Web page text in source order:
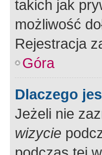
takich jak
możliwość
Rejestracja
Góra
Dlaczego
Jeżeli nie
wizycie